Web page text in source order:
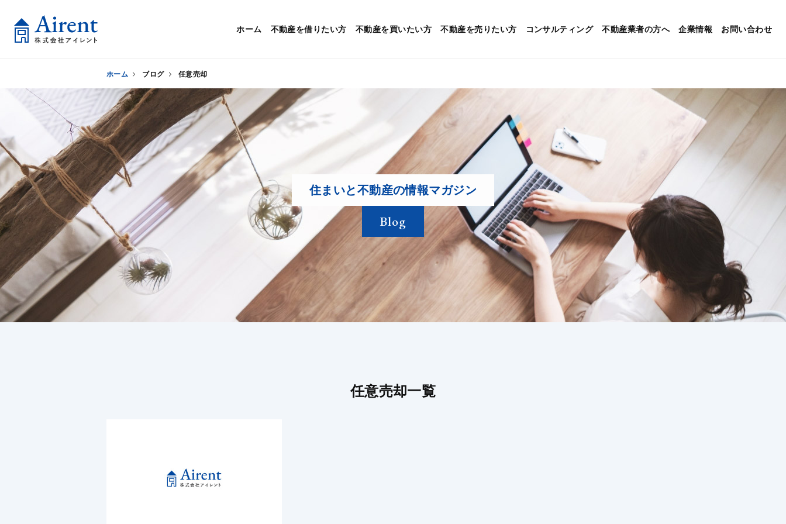
ホーム 不動産を借りたい方 不動産を買いたい方 不動産を売りたい方 コンサルティング 不動産業者の方へ 企業情報 お問い合わせ
ホーム ブログ 任意売却
住まいと不動産の情報マガジン
Blog
任意売却一覧